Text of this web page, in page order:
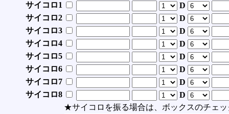
サイコロ1
D
サイコロ2
D
サイコロ3
D
サイコロ4
D
サイコロ5
D
サイコロ6
D
サイコロ7
D
サイコロ8
D
★サイコロを振る場合は、ボックスのチェッ